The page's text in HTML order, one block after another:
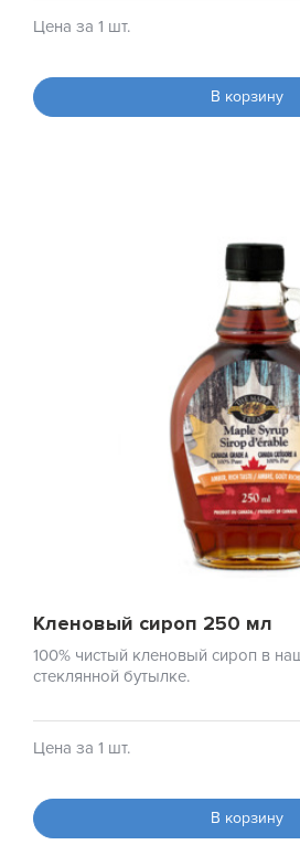
Цена за 1 шт.
В корзину
Кленовый сироп 250 мл
100% чистый кленовый сироп в
стеклянной бутылке.
Цена за 1 шт.
В корзину